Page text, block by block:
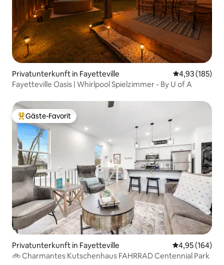
Privatunterkunft in Fayetteville
4,93 (185)
Fayetteville Oasis | Whirlpool Spielzimmer - By U of A
Beliebter Gäste-Favorit.
Gäste-Favorit
Privatunterkunft in Fayetteville
4,95 (164)
🚲 Charmantes Kutschenhaus FAHRRAD Centennial Park